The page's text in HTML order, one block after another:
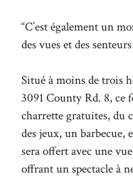
“C’est également un
des vues et des
Situé à moins de trois
3091 County Rd. 8, ce
charrette gratuites, du
des jeux, un barbecue,
sera offert avec une
offrant un spectacle à